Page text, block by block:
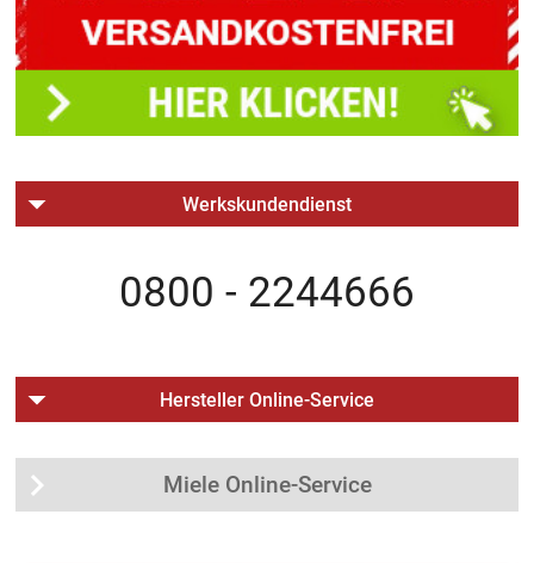
Werkskundendienst
0800 - 2244666
Hersteller Online-Service
Miele Online-Service